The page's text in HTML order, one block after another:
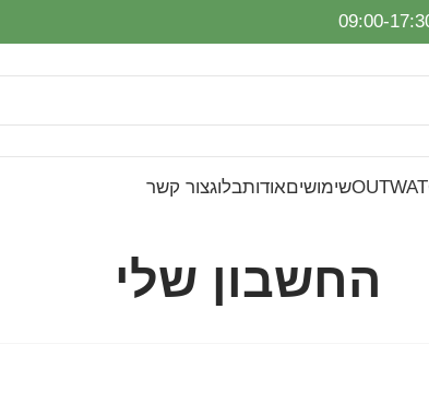
שימושיםאודותבלוגצור קשר
החשבון שלי